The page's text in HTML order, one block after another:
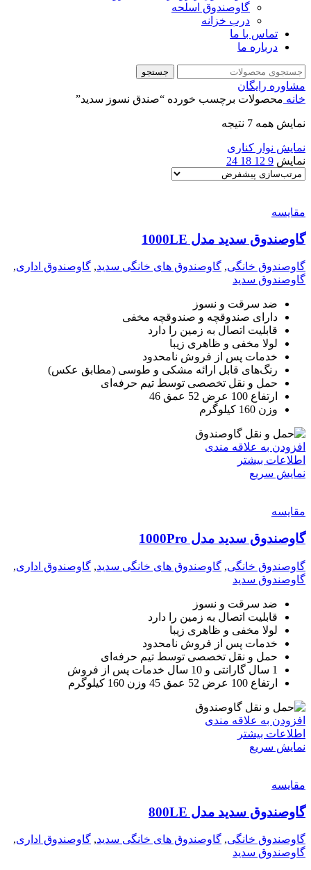
گاوصندوق اسلحه
درب خزانه
تماس با ما
درباره ما
جستجو
مشاوره رایگان
خانه محصولات برچسب خورده “صندق نسوز سدید”
نمایش همه 7 نتیجه
نمایش نوار کناری
نمایش 9
12
18
24
مقايسه
گاوصندوق سدید مدل 1000LE
گاوصندوق خانگی, گاوصندوق های خانگی سدید, گاوصندوق اداری,
گاوصندوق سدید
ضد سرقت و نسوز
دارای صندوقچه و صندوقچه مخفی
قابلیت اتصال به زمین را دارد
لولا مخفی و ظاهری زیبا
خدمات پس از فروش نامحدود
رنگ‌های قابل ارائه مشکی و طوسی (مطابق عکس)
حمل و نقل تخصصی توسط تیم حرفه‌ای
ارتفاع 100 عرض 52 عمق 46
وزن 160 کیلوگرم
افزودن به علاقه مندی
اطلاعات بیشتر
نمایش سریع
مقايسه
گاوصندوق سدید مدل 1000Pro
گاوصندوق خانگی, گاوصندوق های خانگی سدید, گاوصندوق اداری,
گاوصندوق سدید
ضد سرقت و نسوز
قابلیت اتصال به زمین را دارد
لولا مخفی و ظاهری زیبا
خدمات پس از فروش نامحدود
حمل و نقل تخصصی توسط تیم حرفه‌ای
1 سال گارانتی و 10 سال خدمات پس از فروش
ارتفاع 100 عرض 52 عمق 45 وزن 160 کیلوگرم
افزودن به علاقه مندی
اطلاعات بیشتر
نمایش سریع
مقايسه
گاوصندوق سدید مدل 800LE
گاوصندوق خانگی, گاوصندوق های خانگی سدید, گاوصندوق اداری,
گاوصندوق سدید